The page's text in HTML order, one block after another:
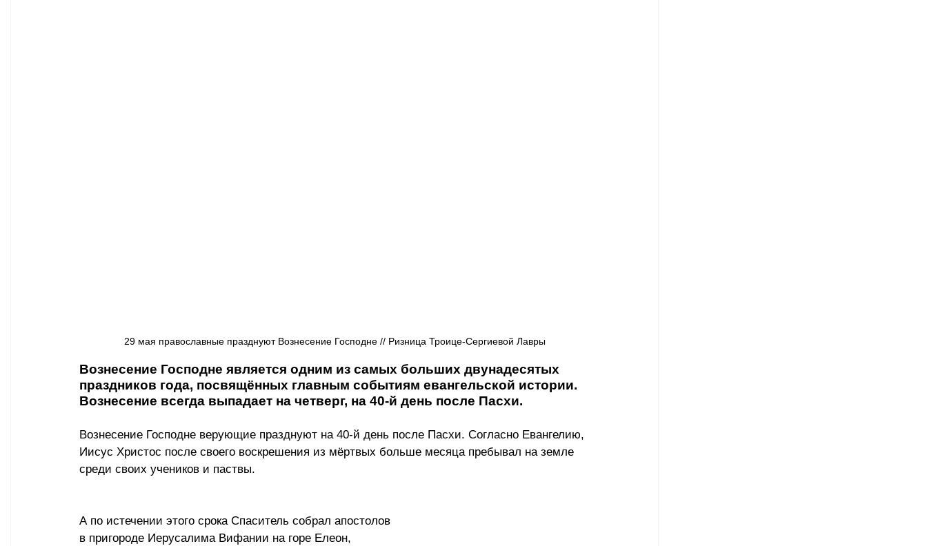
29 мая православные празднуют Вознесение Господне // Ризница Троице-Сергиевой Лавры
Вознесение Господне является одним из самых больших двунадесятых
праздников года, посвящённых главным событиям евангельской истории.
Вознесение всегда выпадает на четверг, на 40-й день после Пасхи.
Вознесение Господне верующие празднуют на 40-й день после Пасхи. Согласно Евангелию,
Иисус Христос после своего воскрешения из мёртвых больше месяца пребывал на земле
среди своих учеников и паствы.
А по истечении этого срока Спаситель собрал апостолов
в пригороде Иерусалима Вифании на горе Елеон,